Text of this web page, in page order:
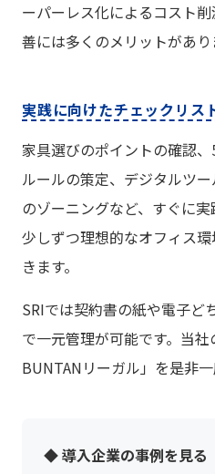
ーパーレス化によるコスト
善には多くのメリットがあり
実践に向けたチェックリス
家具選びのポイントの確認
ルールの策定、デジタルツ
のゾーニングなど、すぐに
少しずつ理想的なオフィス
きます。
SRIでは契約書の紙や電子ど
で一元管理が可能です。当
BUNTANリーガル」を是非一
◆ 導入企業の事例を見る